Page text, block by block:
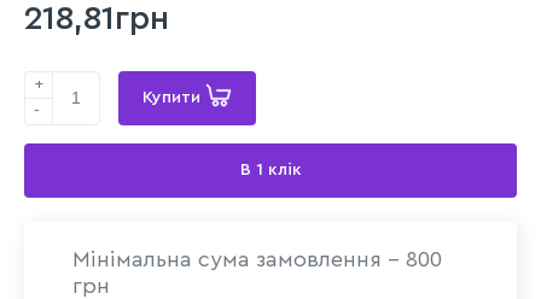
218,81грн
+
-
Купити
В 1 клік
Мінімальна сума замовлення - 800
грн